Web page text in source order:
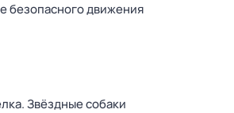
безопасного движения
Звёздные собаки